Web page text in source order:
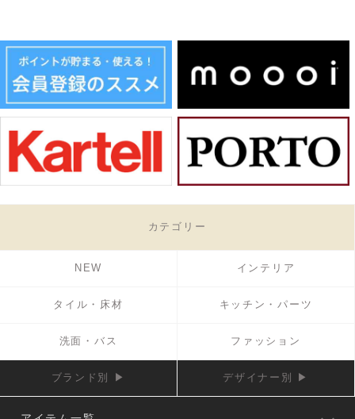
カテゴリー
NEW インテリア
タイル・床材 キッチン・パーツ
洗面・バス ファッション
ブランド別 ▶ デザイナー別 ▶